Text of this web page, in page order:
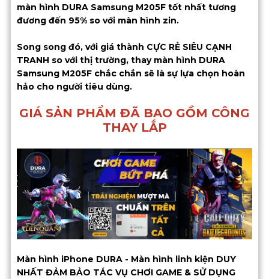
màn hình DURA Samsung M205F tốt nhất tương
đương đến 95% so với màn hình zin.
Song song đó, với giá thành CỰC RẺ SIÊU CẠNH
TRANH so với thị trường, thay màn hình DURA
Samsung M205F chắc chắn sẽ là sự lựa chọn hoàn
hảo cho người tiêu dùng.
GIÁ SẢN PHẨM ĐÃ BAO GỒM CÔNG
THAY LẮP
Màn hình iPhone DURA - Màn hình linh kiện DUY
NHẤT ĐẢM BẢO TÁC VỤ CHƠI GAME & SỬ DỤNG